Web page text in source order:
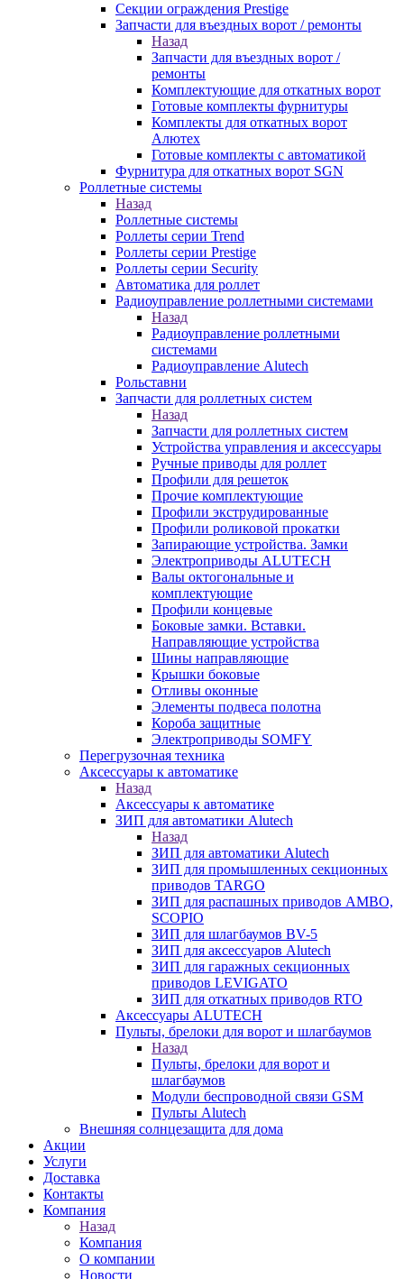
Секции ограждения Prestige
Запчасти для въездных ворот / ремонты
Назад
Запчасти для въездных ворот /
ремонты
Комплектующие для откатных ворот
Готовые комплекты фурнитуры
Комплекты для откатных ворот
Алютех
Готовые комплекты с автоматикой
Фурнитура для откатных ворот SGN
Роллетные системы
Назад
Роллетные системы
Роллеты серии Trend
Роллеты серии Prestige
Роллеты серии Security
Автоматика для роллет
Радиоуправление роллетными системами
Назад
Радиоуправление роллетными
системами
Радиоуправление Alutech
Рольставни
Запчасти для роллетных систем
Назад
Запчасти для роллетных систем
Устройства управления и аксессуары
Ручные приводы для роллет
Профили для решеток
Прочие комплектующие
Профили экструдированные
Профили роликовой прокатки
Запирающие устройства. Замки
Электроприводы ALUTECH
Валы октогональные и
комплектующие
Профили концевые
Боковые замки. Вставки.
Направляющие устройства
Шины направляющие
Крышки боковые
Отливы оконные
Элементы подвеса полотна
Короба защитные
Электроприводы SOMFY
Перегрузочная техника
Аксессуары к автоматике
Назад
Аксессуары к автоматике
ЗИП для автоматики Alutech
Назад
ЗИП для автоматики Alutech
ЗИП для промышленных секционных
приводов TARGO
ЗИП для распашных приводов AMBO,
SCOPIO
ЗИП для шлагбаумов BV-5
ЗИП для аксессуаров Alutech
ЗИП для гаражных секционных
приводов LEVIGATO
ЗИП для откатных приводов RTO
Аксессуары ALUTECH
Пульты, брелоки для ворот и шлагбаумов
Назад
Пульты, брелоки для ворот и
шлагбаумов
Модули беспроводной связи GSM
Пульты Alutech
Внешняя солнцезащита для дома
Акции
Услуги
Доставка
Контакты
Компания
Назад
Компания
О компании
Новости